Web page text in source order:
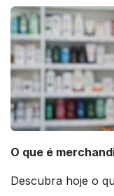
divulgação.
O que é
Descubra hoje o